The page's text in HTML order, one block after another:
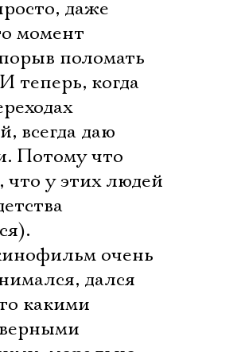
даже
момент
поломать
теперь, когда
всегда даю
Потому что
у этих людей
очень
дался
какими